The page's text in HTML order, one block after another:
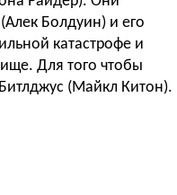
Болдуин) и его
катастрофе и
Для того чтобы
(Майкл Китон).